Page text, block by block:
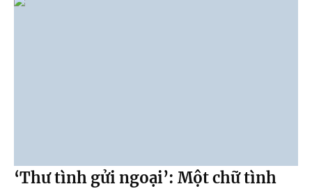
‘Thư tình gửi ngoại’: Một chữ tình